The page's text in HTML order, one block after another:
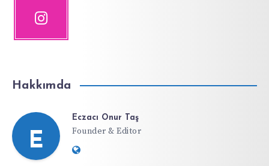
Hakkımda
E
Eczacı Onur Taş
Founder & Editor
Website: